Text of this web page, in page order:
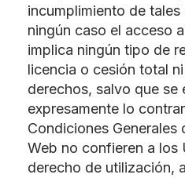
incumplimiento de
ningún caso el acceso
implica ningún tipo de
licencia o cesión total
derechos, salvo que se
expresamente lo
Condiciones Generales
Web no confieren a los
derecho de utilización,